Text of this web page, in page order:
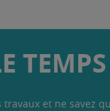
et ne savez